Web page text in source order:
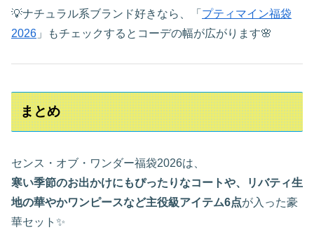
💡ナチュラル系ブランド好きなら、「 プティマイン福袋
2026 」もチェックするとコーデの幅が広がります🌸
まとめ
センス・オブ・ワンダー福袋2026は、
寒い季節のお出かけにもぴったりなコートや、リバティ生
地の華やかワンピースなど主役級アイテム6点が入った豪
華セット✨